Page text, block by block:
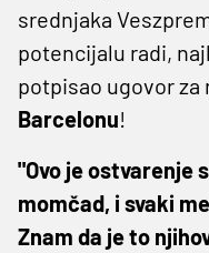
srednjaka
potencijalu radi,
potpisao ugovor
Barcelonu!
"Ovo je ostvarenje
momčad, i svaki
Znam da je to